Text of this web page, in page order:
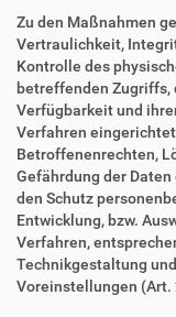
Zu den Maßnahmen
Vertraulichkeit,
Kontrolle des
betreffenden Zugriffs,
Verfügbarkeit und
Verfahren
Betroffenenrechten,
Gefährdung der
den Schutz
Entwicklung, bzw.
Verfahren,
Technikgestaltung
Voreinstellungen (Art.